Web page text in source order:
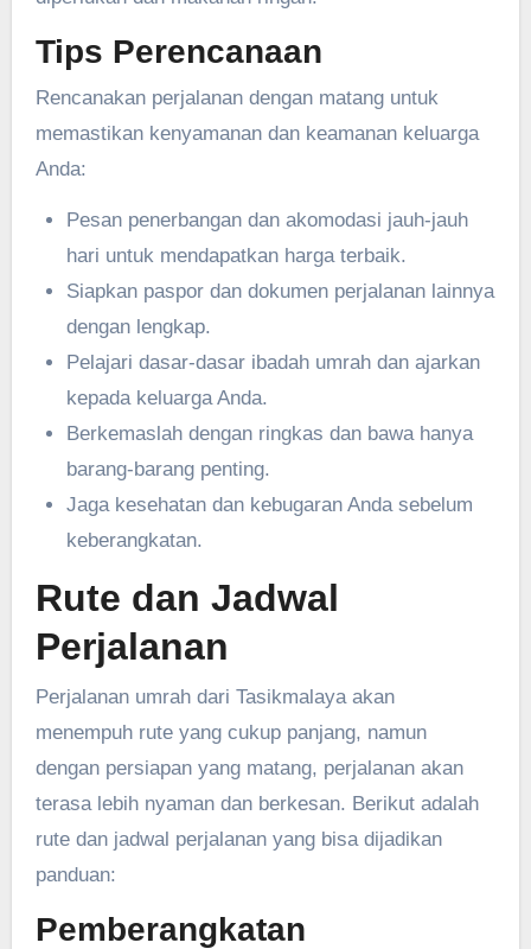
Tips Perencanaan
Rencanakan perjalanan dengan matang untuk
memastikan kenyamanan dan keamanan keluarga
Anda:
Pesan penerbangan dan akomodasi jauh-jauh
hari untuk mendapatkan harga terbaik.
Siapkan paspor dan dokumen perjalanan lainnya
dengan lengkap.
Pelajari dasar-dasar ibadah umrah dan ajarkan
kepada keluarga Anda.
Berkemaslah dengan ringkas dan bawa hanya
barang-barang penting.
Jaga kesehatan dan kebugaran Anda sebelum
keberangkatan.
Rute dan Jadwal
Perjalanan
Perjalanan umrah dari Tasikmalaya akan
menempuh rute yang cukup panjang, namun
dengan persiapan yang matang, perjalanan akan
terasa lebih nyaman dan berkesan. Berikut adalah
rute dan jadwal perjalanan yang bisa dijadikan
panduan:
Pemberangkatan